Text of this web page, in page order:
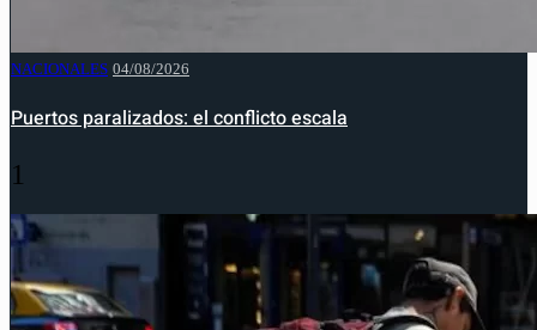
NACIONALES 04/08/2026
Puertos paralizados: el conflicto escala
1